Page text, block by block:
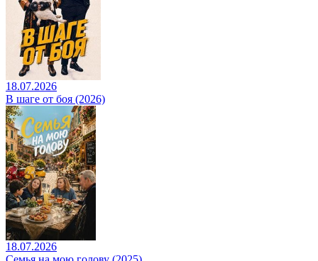
18.07.2026
В шаге от боя (2026)
18.07.2026